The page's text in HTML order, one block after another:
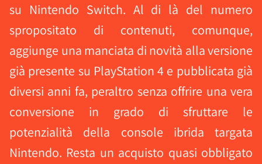
su Nintendo Switch. Al di là del numero
spropositato di contenuti, comunque,
aggiunge una manciata di novità alla versione
già presente su PlayStation 4 e pubblicata già
diversi anni fa, peraltro senza offrire una vera
conversione in grado di sfruttare le
potenzialità della console ibrida targata
Nintendo. Resta un acquisto quasi obbligato